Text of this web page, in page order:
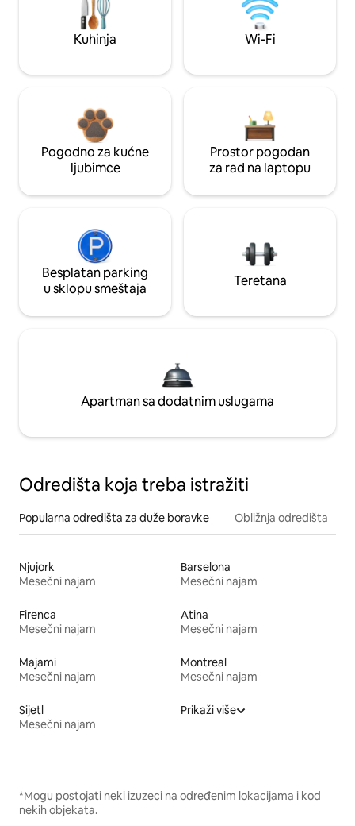
Kuhinja Wi-Fi
Pogodno za kućne
ljubimce
Prostor pogodan
za rad na laptopu
Besplatan parking
u sklopu smeštaja
Teretana
Apartman sa dodatnim uslugama
Odredišta koja treba istražiti
Popularna odredišta za duže boravke Obližnja odredišta
Njujork
Mesečni najam
Barselona
Mesečni najam
Firenca
Mesečni najam
Atina
Mesečni najam
Majami
Mesečni najam
Montreal
Mesečni najam
Sijetl
Mesečni najam
Prikaži više
*Mogu postojati neki izuzeci na određenim lokacijama i kod
nekih objekata.